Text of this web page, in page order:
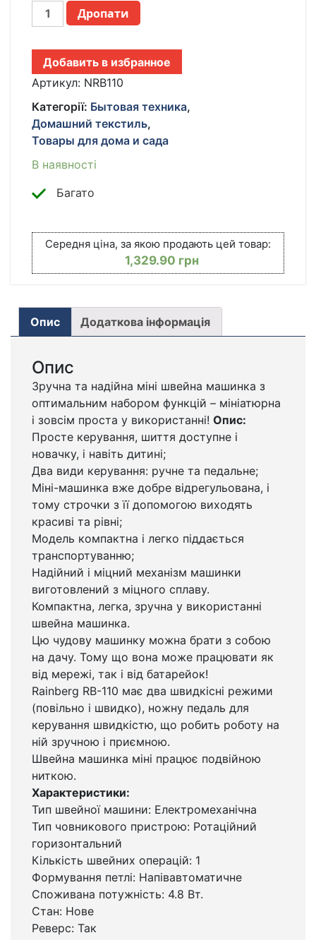
ЭЛЕКТРОМЕХАНИЧЕСКАЯ
ШВЕЙНАЯ
RAINBERG
RB-
110
ВТ
КІЛЬКІСТЬ
Дропати
Добавить в избранное
Артикул: NRB110
Категорії: Бытовая техника,
Домашний текстиль,
Товары для дома и сада
В наявності
Багато
Середня ціна, за якою продають цей товар:
1,329.90 грн
Опис Додаткова інформація
Опис
Зручна та надійна міні швейна машинка з
оптимальним набором функцій – мініатюрна
і зовсім проста у використанні! Опис:
Просте керування, шиття доступне і
новачку, і навіть дитині;
Два види керування: ручне та педальне;
Міні-машинка вже добре відрегульована, і
тому строчки з її допомогою виходять
красиві та рівні;
Модель компактна і легко піддається
транспортуванню;
Надійний і міцний механізм машинки
виготовлений з міцного сплаву.
Компактна, легка, зручна у використанні
швейна машинка.
Цю чудову машинку можна брати з собою
на дачу. Тому що вона може працювати як
від мережі, так і від батарейок!
Rainberg RB-110 має два швидкісні режими
(повільно і швидко), ножну педаль для
керування швидкістю, що робить роботу на
ній зручною і приємною.
Швейна машинка міні працює подвійною
ниткою.
Характеристики:
Тип швейної машини: Електромеханічна
Тип човникового пристрою: Ротаційний
горизонтальний
Кількість швейних операцій: 1
Формування петлі: Напівавтоматичне
Споживана потужність: 4.8 Вт.
Стан: Нове
Реверс: Так